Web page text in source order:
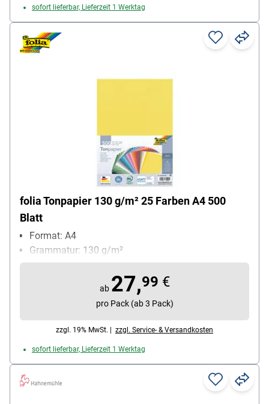
sofort lieferbar, Lieferzeit 1 Werktag
folia Tonpapier 130 g/m² 25 Farben A4 500
Blatt
Format: A4
Grammatur: 130 g/m²
ab 27,99 €
pro Pack (ab 3 Pack)
zzgl. 19% MwSt. | zzgl. Service- & Versandkosten
sofort lieferbar, Lieferzeit 1 Werktag